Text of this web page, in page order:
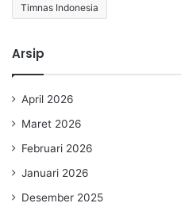
Timnas Indonesia
Arsip
April 2026
Maret 2026
Februari 2026
Januari 2026
Desember 2025